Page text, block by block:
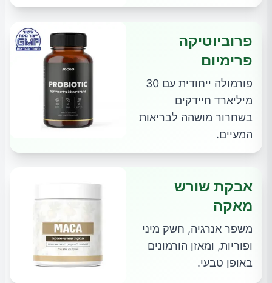
פרוביוטיקה
פרימיום
פורמולה ייחודית עם 30
מיליארד חיידקים
בשחרור מושהה לבריאות
המעיים.
אבקת שורש
מאקה
משפר אנרגיה, חשק מיני
ופוריות, ומאזן הורמונים
באופן טבעי.